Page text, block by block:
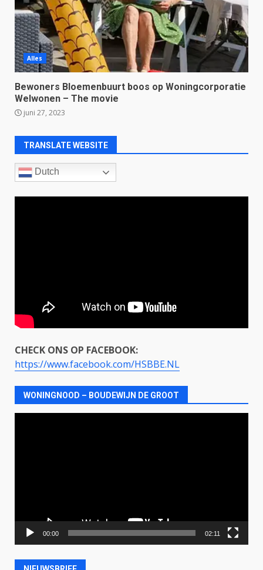
Alles
Bewoners Bloemenbuurt boos op Woningcorporatie
Welwonen – The movie
juni 27, 2023
TRANSLATE WEBSITE
Dutch
CHECK ONS OP FACEBOOK:
https://www.facebook.com/HSBBE.NL
WONINGNOOD – BOUDEWIJN DE GROOT
00:00 02:11